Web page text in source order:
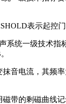
表示起控门
系统一级技术指
抹音电流，其频
带的剩磁曲线记